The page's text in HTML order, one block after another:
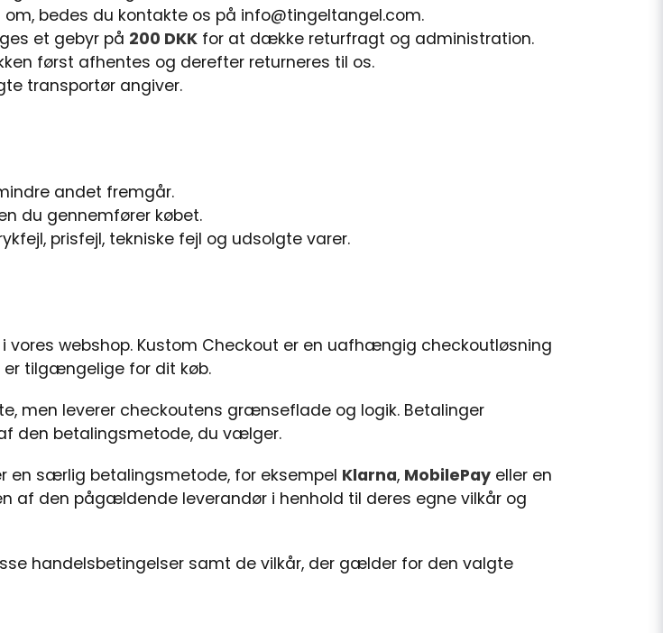
bedes du kontakte os på info@tingeltangel.com.
et gebyr på 200 DKK for at dække returfragt og administration.
først afhentes og derefter returneres til os.
transportør angiver.
andet fremgår.
du gennemfører købet.
prisfejl, tekniske fejl og udsolgte varer.
vores webshop. Kustom Checkout er en uafhængig checkoutløsning
er tilgængelige for dit køb.
men leverer checkoutens grænseflade og logik. Betalinger
den betalingsmetode, du vælger.
en særlig betalingsmetode, for eksempel Klarna, MobilePay eller en
den pågældende leverandør i henhold til deres egne vilkår og
handelsbetingelser samt de vilkår, der gælder for den valgte